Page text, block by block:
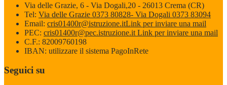
Via delle Grazie, 6 - Via Dogali,20 - 26013 Crema (CR)
Tel: Via delle Grazie 0373 80828- Via Dogali 0373 83094
Email: cris01400r@istruzione.itLink per inviare una mail
PEC: cris01400r@pec.istruzione.it Link per inviare una mail
C.F.: 82009760198
IBAN: utilizzare il sistema PagoInRete
Seguici su